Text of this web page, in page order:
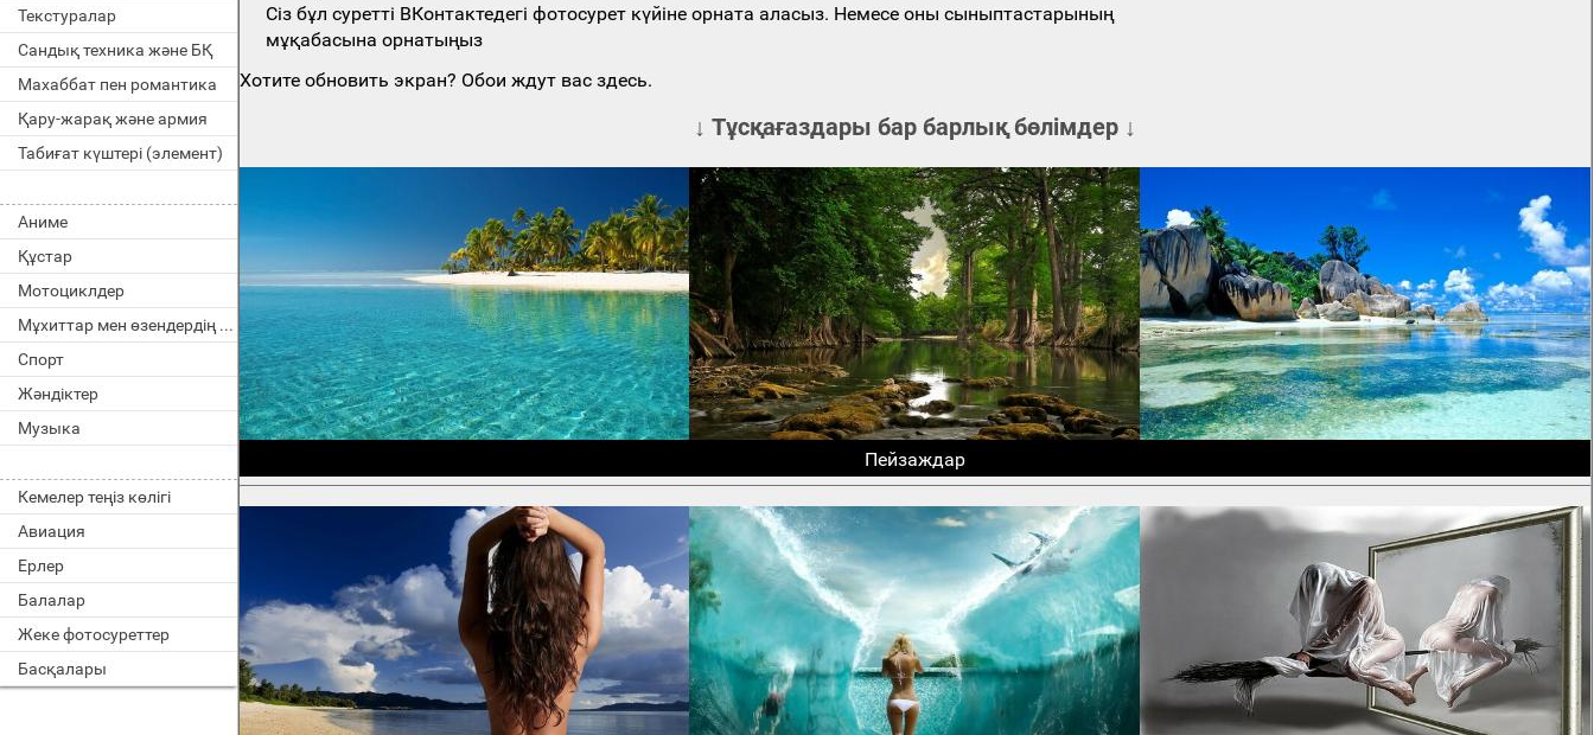
Текстуралар
Сандық техника және БҚ
Махаббат пен романтика
Қару-жарақ және армия
Табиғат күштері (элемент)
Аниме
Құстар
Мотоциклдер
Мұхиттар мен өзендердің тұрғындары
Спорт
Жәндіктер
Музыка
Кемелер теңіз көлігі
Авиация
Ерлер
Балалар
Жеке фотосуреттер
Басқалары
Сіз бұл суретті ВКонтактедегі фотосурет күйіне орната аласыз. Немесе оны сыныптастарының
мұқабасына орнатыңыз
Хотите обновить экран? Обои ждут вас здесь.
↓ Тұсқағаздары бар барлық бөлімдер ↓
Пейзаждар